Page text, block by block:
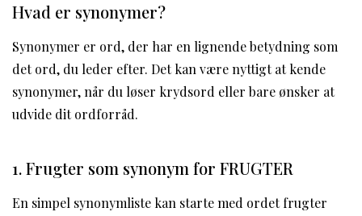
Hvad er synonymer?
Synonymer er ord, der har en lignende betydning som
det ord, du leder efter. Det kan være nyttigt at kende
synonymer, når du løser krydsord eller bare ønsker at
udvide dit ordforråd.
1. Frugter som synonym for FRUGTER
En simpel synonymliste kan starte med ordet frugter